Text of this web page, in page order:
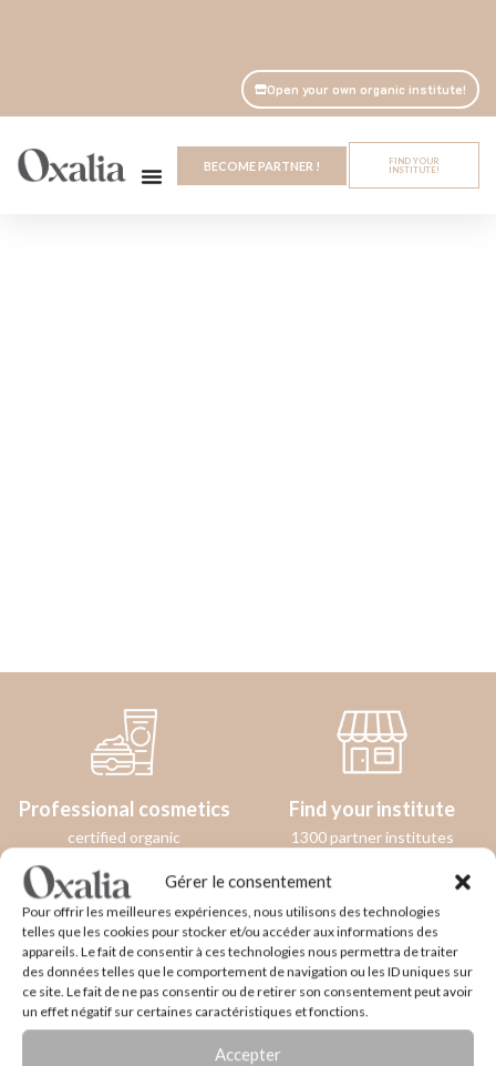
Gérer le consentement
Pour offrir les meilleures expériences, nous utilisons des technologies
telles que les cookies pour stocker et/ou accéder aux informations des
appareils. Le fait de consentir à ces technologies nous permettra de traiter
des données telles que le comportement de navigation ou les ID uniques sur
ce site. Le fait de ne pas consentir ou de retirer son consentement peut avoir
un effet négatif sur certaines caractéristiques et fonctions.
Accepter
Open your own organic institute!
BECOME PARTNER !
FIND YOUR
INSTITUTE!
Professional cosmetics
certified organic
Find your institute
1300 partner institutes
Made in France
Designed and manufactured in
Natural and organic
cosmetics
Cosmos organic certified care